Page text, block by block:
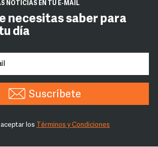
NOTICIAS EN TU E-MAIL
necesitas saber para
día
Suscríbete
los Términos y Condiciones